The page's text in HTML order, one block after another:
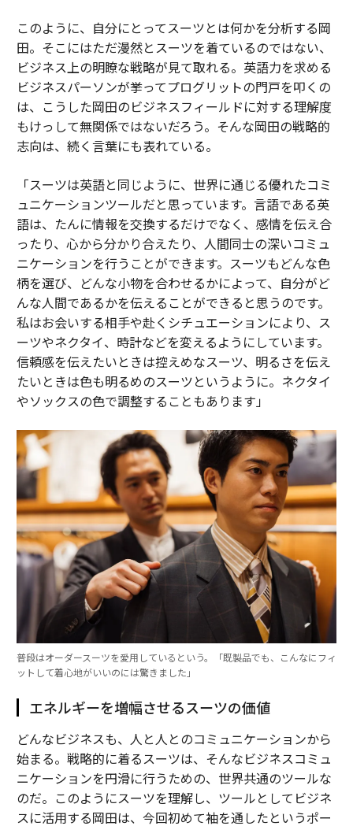
このように、自分にとってスーツとは何かを分析する岡
田。そこにはただ漫然とスーツを着ているのではない、
ビジネス上の明瞭な戦略が見て取れる。英語力を求める
ビジネスパーソンが挙ってプログリットの門戸を叩くの
は、こうした岡田のビジネスフィールドに対する理解度
もけっして無関係ではないだろう。そんな岡田の戦略的
志向は、続く言葉にも表れている。
「スーツは英語と同じように、世界に通じる優れたコミ
ュニケーションツールだと思っています。言語である英
語は、たんに情報を交換するだけでなく、感情を伝え合
ったり、心から分かり合えたり、人間同士の深いコミュ
ニケーションを行うことができます。スーツもどんな色
柄を選び、どんな小物を合わせるかによって、自分がど
んな人間であるかを伝えることができると思うのです。
私はお会いする相手や赴くシチュエーションにより、ス
ーツやネクタイ、時計などを変えるようにしています。
信頼感を伝えたいときは控えめなスーツ、明るさを伝え
たいときは色も明るめのスーツというように。ネクタイ
やソックスの色で調整することもあります」
普段はオーダースーツを愛用しているという。「既製品でも、こんなにフィ
ットして着心地がいいのには驚きました」
エネルギーを増幅させるスーツの価値
どんなビジネスも、人と人とのコミュニケーションから
始まる。戦略的に着るスーツは、そんなビジネスコミュ
ニケーションを円滑に行うための、世界共通のツールな
のだ。このようにスーツを理解し、ツールとしてビジネ
スに活用する岡田は、今回初めて袖を通したというポー